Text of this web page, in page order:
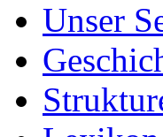
Unser